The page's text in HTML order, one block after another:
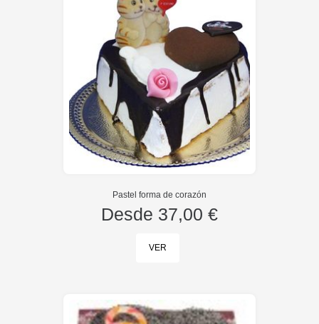
Pastel forma de corazón
Desde 37,00 €
VER